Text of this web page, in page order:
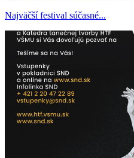
Najväčší festival súčasné...